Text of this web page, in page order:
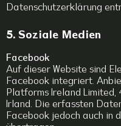
Datenschutzerklärung
5. Soziale Medien
Facebook
Auf dieser Website sind
Facebook integriert.
Platforms Ireland Limited,
Irland. Die erfassten
Facebook jedoch auch in